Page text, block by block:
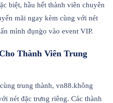
biệt, hầu hết thành viên chuyên
mãi ngay kèm cùng với nét
mình đụng̀o vào event VIP.
Thành Viên Trung
trung thành, vn88.không
nét đặc trưng riêng. Các thành